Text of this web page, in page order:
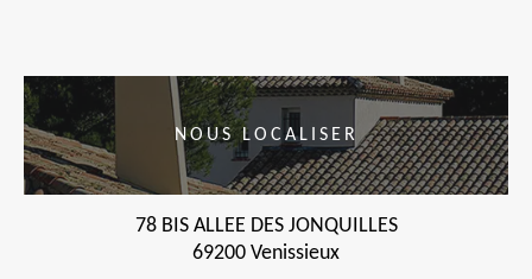
NOUS LOCALISER
78 BIS ALLEE DES JONQUILLES
69200 Venissieux